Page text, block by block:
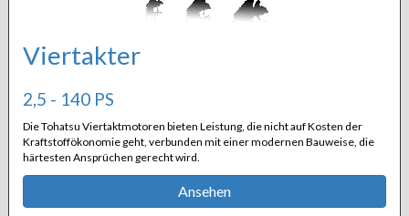
Viertakter
2,5 - 140 PS
Die Tohatsu Viertaktmotoren bieten Leistung, die nicht auf Kosten der
Kraftstoffökonomie geht, verbunden mit einer modernen Bauweise, die
härtesten Ansprüchen gerecht wird.
Ansehen